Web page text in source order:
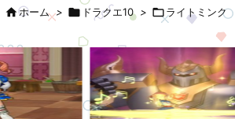
ホーム >  ドラクエ10 > ライトミンク